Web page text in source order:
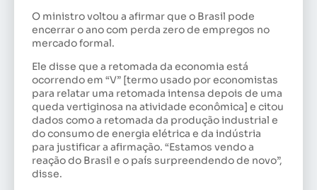
O ministro voltou a afirmar que o Brasil pode
encerrar o ano com perda zero de empregos no
mercado formal.
Ele disse que a retomada da economia está
ocorrendo em “V” [termo usado por economistas
para relatar uma retomada intensa depois de uma
queda vertiginosa na atividade econômica] e citou
dados como a retomada da produção industrial e
do consumo de energia elétrica e da indústria
para justificar a afirmação. “Estamos vendo a
reação do Brasil e o país surpreendendo de novo”,
disse.